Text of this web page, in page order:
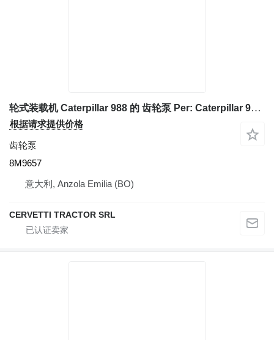
轮式装载机 Caterpillar 988 的 齿轮泵 Per: Caterpillar 988 Ingranaggio, M 8M9657
根据请求提供价格
齿轮泵
8M9657
意大利, Anzola Emilia (BO)
CERVETTI TRACTOR SRL